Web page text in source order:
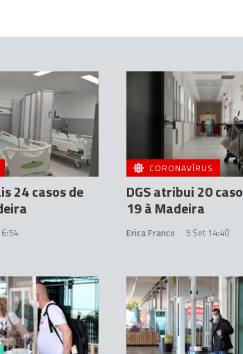
24 casos de
CORONAVÍRUS
DGS atribui 20
19 à Madeira
Erica Franco 5 Set 14:40